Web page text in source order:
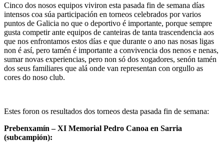
Cinco dos nosos equipos viviron esta pasada fin de semana días
intensos coa súa participación en torneos celebrados por varios
puntos de Galicia no que o deportivo é importante, porque sempre
gusta competir ante equipos de canteiras de tanta trascendencia aos
que nos enfrontamos estos días e que durante o ano nas nosas ligas
non é así, pero tamén é importante a convivencia dos nenos e nenas,
sumar novas experiencias, pero non só dos xogadores, senón tamén
dos seus familiares que alá onde van representan con orgullo as
cores do noso club.
Estes foron os resultados dos torneos desta pasada fin de semana:
Prebenxamín – XI Memorial Pedro Canoa en Sarria
(subcampión):